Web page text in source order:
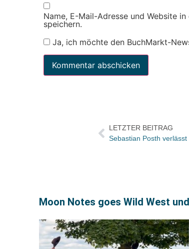
Name, E-Mail-Adresse und Website
speichern.
Ja, ich möchte den BuchMarkt-
LETZTER BEITRAG
Moon Notes goes Wild West